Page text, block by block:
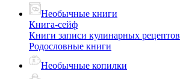
Необычные книги
Книга-сейф
Книги записи кулинарных рецептов
Родословные книги
Необычные копилки